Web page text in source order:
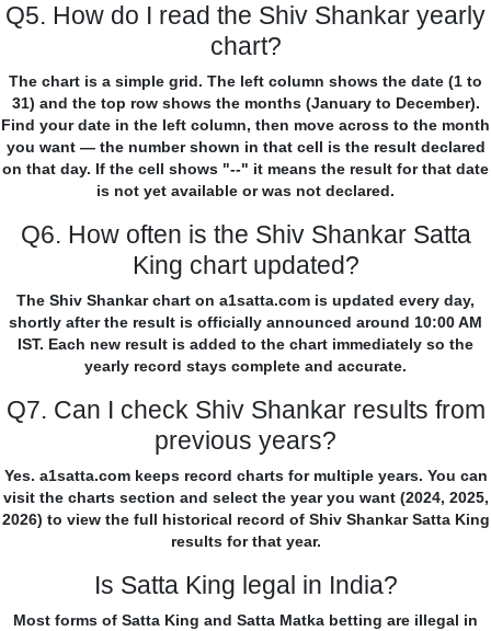
Q5. How do I read the Shiv Shankar yearly
chart?
The chart is a simple grid. The left column shows the date (1 to
31) and the top row shows the months (January to December).
Find your date in the left column, then move across to the month
you want — the number shown in that cell is the result declared
on that day. If the cell shows "--" it means the result for that date
is not yet available or was not declared.
Q6. How often is the Shiv Shankar Satta
King chart updated?
The Shiv Shankar chart on a1satta.com is updated every day,
shortly after the result is officially announced around 10:00 AM
IST. Each new result is added to the chart immediately so the
yearly record stays complete and accurate.
Q7. Can I check Shiv Shankar results from
previous years?
Yes. a1satta.com keeps record charts for multiple years. You can
visit the charts section and select the year you want (2024, 2025,
2026) to view the full historical record of Shiv Shankar Satta King
results for that year.
Is Satta King legal in India?
Most forms of Satta King and Satta Matka betting are illegal in